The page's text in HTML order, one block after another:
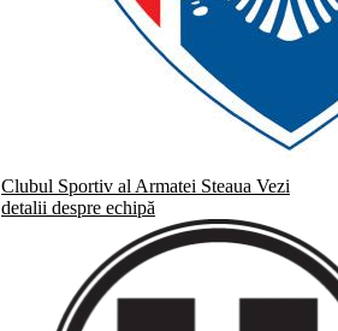
Clubul Sportiv al Armatei Steaua Vezi
detalii despre echipă